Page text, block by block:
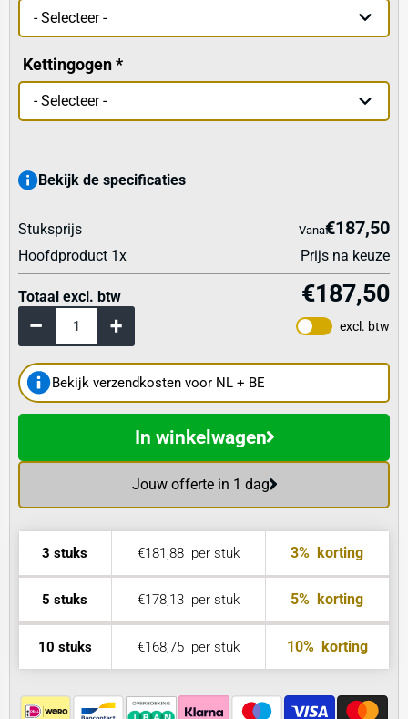
Kettingogen
Bekijk de specificaties
excl. btw
Stuksprijs Vanaf€187,50
Hoofdproduct 1x Prijs na keuze
Totaal excl. btw €187,50
Bekijk verzendkosten voor NL + BE
Jouw offerte in 1 dag
In winkelwagen
3 stuks €181,88per stuk 3% korting
5 stuks €178,13per stuk 5% korting
10 stuks €168,75per stuk 10%korting